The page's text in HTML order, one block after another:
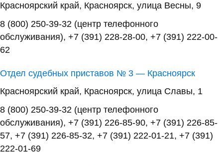
Красноярский край, Красноярск, улица Весны, 9
8 (800) 250-39-32 (центр телефонного
обслуживания), +7 (391) 228-28-00, +7 (391) 222-00-
62
Отдел судебных приставов № 3 — Красноярск
Красноярский край, Красноярск, улица Славы, 1
8 (800) 250-39-32 (центр телефонного
обслуживания), +7 (391) 226-85-90, +7 (391) 226-85-
57, +7 (391) 226-85-32, +7 (391) 222-01-21, +7 (391)
222-01-69